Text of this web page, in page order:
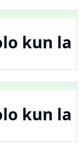
kun la
kun la